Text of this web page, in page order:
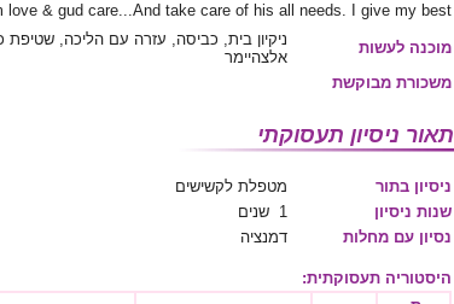
love & gud care...And take care of his all needs. I give my best.
מוכנה לעשות
ניקיון בית, כביסה, עזרה עם הליכה,
אלצהיימר
משכורת מבוקשת
תאור ניסיון תעסוקתי
ניסיון בתור
מטפלת לקשישים
שנות ניסיון
1 שנים
נסיון עם מחלות
דמנציה
היסטוריה תעסוקתית: